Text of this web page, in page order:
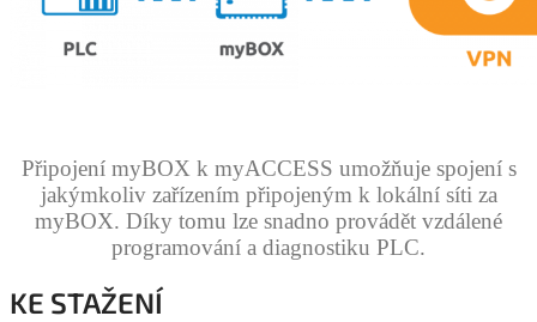
Připojení myBOX k myACCESS umožňuje spojení s
jakýmkoliv zařízením připojeným k lokální síti za
myBOX. Díky tomu lze snadno provádět vzdálené
programování a diagnostiku PLC.
KE STAŽENÍ